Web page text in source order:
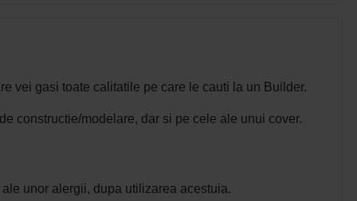
vei gasi toate calitatile pe care le cauti la un Builder.
constructie/modelare, dar si pe cele ale unui cover.
unor alergii, dupa utilizarea acestuia.